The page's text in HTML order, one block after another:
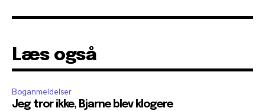
Læs også
Boganmeldelser
Jeg tror ikke, Bjarne blev klogere